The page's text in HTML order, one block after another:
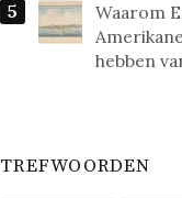
Waarom
hebben
TREFWOORDEN